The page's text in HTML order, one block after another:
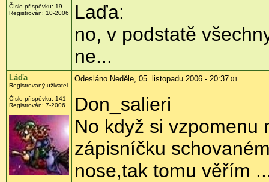
Číslo příspěvku: 19
Registrován: 10-2006
Laďa:
no, v podstatě
ne...
Láďa
Registrovaný uživatel
Číslo příspěvku: 141
Registrován: 7-2006
Odesláno Neděle, 05. listopadu 2006 - 20:37:01
Don_salieri
No když si vzpomenu
zápisníčku
nose,tak tomu věřím